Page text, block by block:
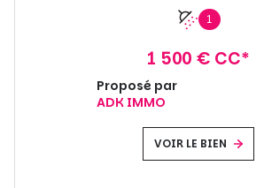
1
1 500 € CC*
Proposé par
ADK IMMO
VOIR LE BIEN